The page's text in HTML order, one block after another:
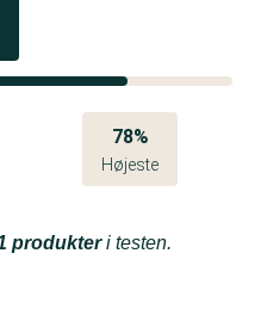
78%
Højeste
produkteri testen.